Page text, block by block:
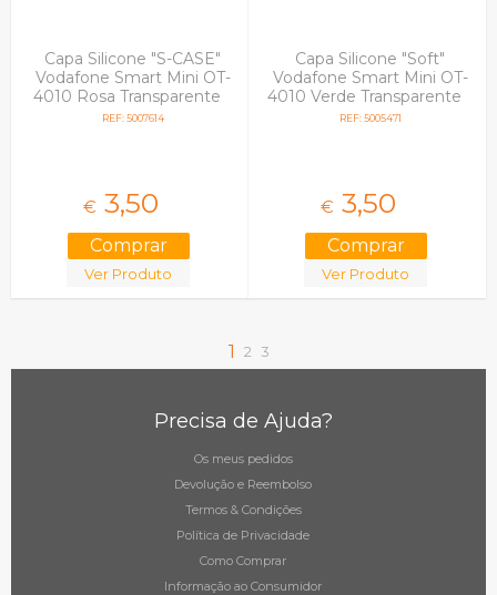
Capa Silicone "S-CASE"
Vodafone Smart Mini OT-
4010 Rosa Transparente
REF: 5007614
€ 3,50
Ver Produto
Capa Silicone "Soft"
Vodafone Smart Mini OT-
4010 Verde Transparente
REF: 5005471
€ 3,50
Ver Produto
1 2 3
Precisa de Ajuda?
Os meus pedidos
Devolução e Reembolso
Termos & Condições
Política de Privacidade
Como Comprar
Informação ao Consumidor